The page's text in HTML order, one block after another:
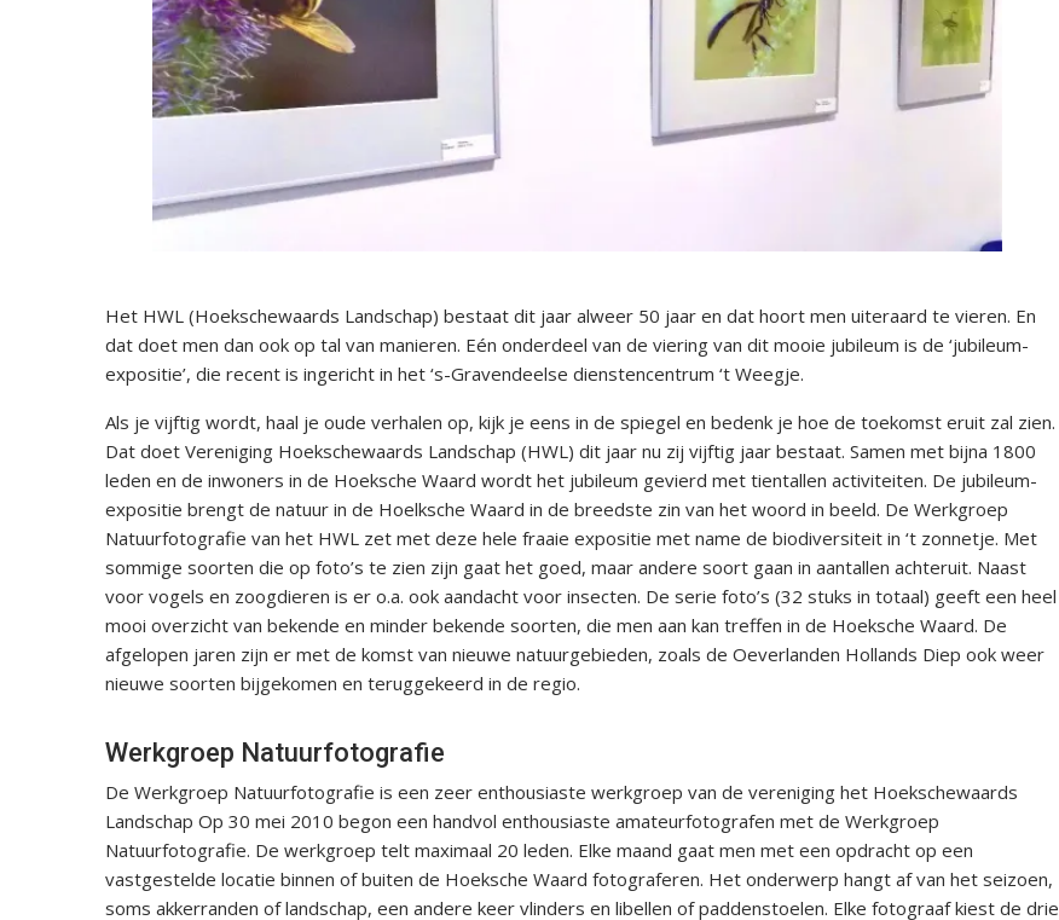
Het HWL (Hoekschewaards Landschap) bestaat dit jaar alweer 50 jaar en dat hoort men uiteraard te vieren. En
dat doet men dan ook op tal van manieren. Eén onderdeel van de viering van dit mooie jubileum is de ‘jubileum-
expositie’, die recent is ingericht in het ‘s-Gravendeelse dienstencentrum ‘t Weegje.
Als je vijftig wordt, haal je oude verhalen op, kijk je eens in de spiegel en bedenk je hoe de toekomst eruit zal zien.
Dat doet Vereniging Hoekschewaards Landschap (HWL) dit jaar nu zij vijftig jaar bestaat. Samen met bijna 1800
leden en de inwoners in de Hoeksche Waard wordt het jubileum gevierd met tientallen activiteiten. De jubileum-
expositie brengt de natuur in de Hoelksche Waard in de breedste zin van het woord in beeld. De Werkgroep
Natuurfotografie van het HWL zet met deze hele fraaie expositie met name de biodiversiteit in ‘t zonnetje. Met
sommige soorten die op foto’s te zien zijn gaat het goed, maar andere soort gaan in aantallen achteruit. Naast
voor vogels en zoogdieren is er o.a. ook aandacht voor insecten. De serie foto’s (32 stuks in totaal) geeft een heel
mooi overzicht van bekende en minder bekende soorten, die men aan kan treffen in de Hoeksche Waard. De
afgelopen jaren zijn er met de komst van nieuwe natuurgebieden, zoals de Oeverlanden Hollands Diep ook weer
nieuwe soorten bijgekomen en teruggekeerd in de regio.
Werkgroep Natuurfotografie
De Werkgroep Natuurfotografie is een zeer enthousiaste werkgroep van de vereniging het Hoekschewaards
Landschap Op 30 mei 2010 begon een handvol enthousiaste amateurfotografen met de Werkgroep
Natuurfotografie. De werkgroep telt maximaal 20 leden. Elke maand gaat men met een opdracht op een
vastgestelde locatie binnen of buiten de Hoeksche Waard fotograferen. Het onderwerp hangt af van het seizoen,
soms akkerranden of landschap, een andere keer vlinders en libellen of paddenstoelen. Elke fotograaf kiest de drie